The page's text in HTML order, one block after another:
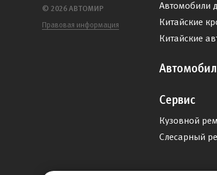
© 2026 АВТОМИР
Правовая информация
Автомобили
Китайские
Китайские
Сервис
Кузовной
Слесарный